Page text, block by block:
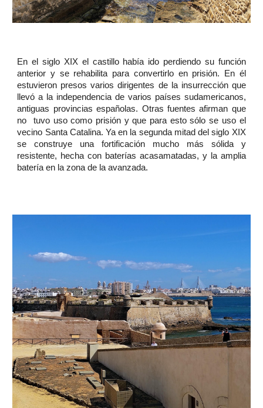
En el siglo XIX el castillo había ido perdiendo su función
anterior y se rehabilita para convertirlo en prisión. En él
estuvieron presos varios dirigentes de la insurrección que
llevó a la independencia de varios países sudamericanos,
antiguas provincias españolas. Otras fuentes afirman que
no tuvo uso como prisión y que para esto sólo se uso el
vecino Santa Catalina. Ya en la segunda mitad del siglo XIX
se construye una fortificación mucho más sólida y
resistente, hecha con baterías acasamatadas, y la amplia
batería en la zona de la avanzada.